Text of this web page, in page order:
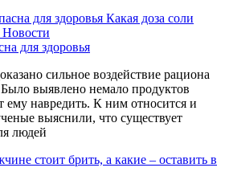
Какая доза соли
Новости
для здоровья
сильное воздействие рациона
Было выявлено немало продуктов
ему навредить. К ним относится и
выяснили, что существует
людей